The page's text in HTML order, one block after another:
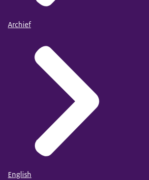
Archief
English